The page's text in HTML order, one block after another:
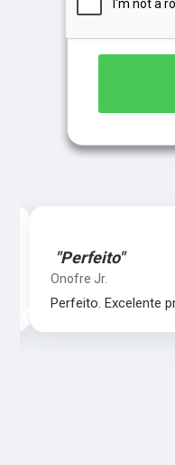
"Perfeito"
Onofre Jr.
Perfeito. Excelente
‹